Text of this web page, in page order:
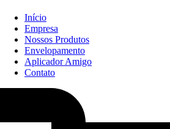
Início
Empresa
Nossos Produtos
Envelopamento
Aplicador Amigo
Contato